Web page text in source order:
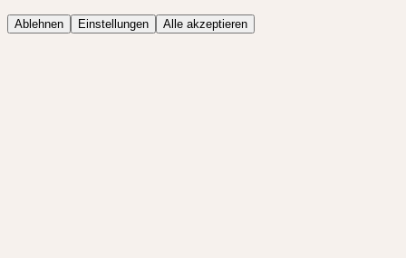
Ablehnen Einstellungen Alle akzeptieren